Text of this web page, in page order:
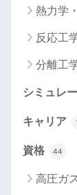
熱力学
反応工
分離工
シミュレ
キャリア
資格 44
高圧ガ